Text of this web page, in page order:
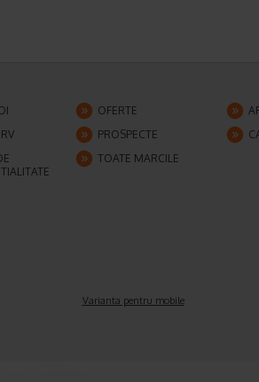
OFERTE
PROSPECTE
TOATE MARCILE
Varianta pentru mobile